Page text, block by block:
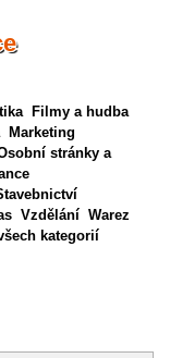
Filmy a hudba
Marketing
stránky a
Vzdělání Warez
kategorií